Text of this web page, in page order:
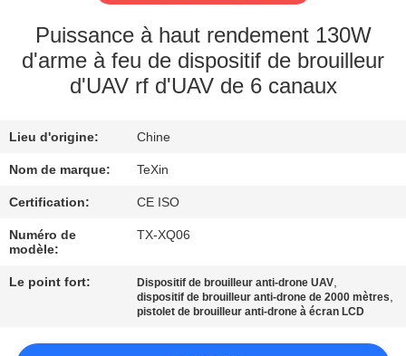
VISITE
D'USINE
DE
QUALITÉ
CONTACTEZ-
NOUS
NOUVELLES
Puissance à haut rendement 130W
d'arme à feu de dispositif de brouilleur
d'UAV rf d'UAV de 6 canaux
Lieu d'origine: Chine
Nom de marque: TeXin
Certification: CE ISO
Numéro de
modèle:
TX-XQ06
Le point fort: Dispositif de brouilleur anti-drone UAV,
dispositif de brouilleur anti-drone de 2000 mètres,
pistolet de brouilleur anti-drone à écran LCD